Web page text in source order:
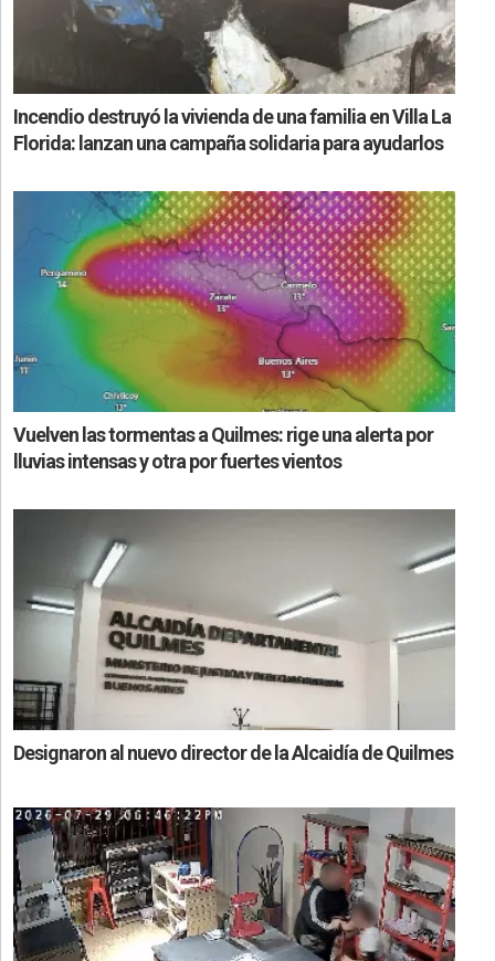
Incendio destruyó la vivienda de una familia en Villa La
Florida: lanzan una campaña solidaria para ayudarlos
Vuelven las tormentas a Quilmes: rige una alerta por
lluvias intensas y otra por fuertes vientos
Designaron al nuevo director de la Alcaidía de Quilmes